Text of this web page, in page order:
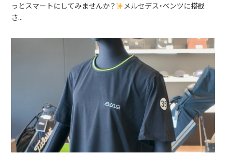
っとスマートにしてみませんか？
メルセデス・ベンツに搭載
さ...